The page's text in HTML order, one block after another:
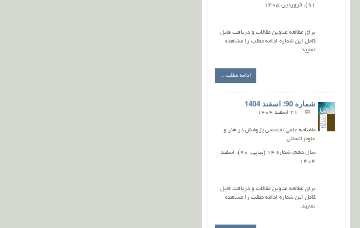
91)، فروردین 1405
برای مطالعه عناوین مقالات و دریافت فایل
کامل این شماره ادامه مطلب را مشاهده
نمایید.
ادامه مطلب ...
شماره 90؛ اسفند 1404
21 اسفند 1404
ماهنامه علمی تخصصی پژوهش در هنر و
علوم انسانی
سال دهم، شماره 14 (پیاپی: 90)، اسفند
1404
برای مطالعه عناوین مقالات و دریافت فایل
کامل این شماره ادامه مطلب را مشاهده
نمایید.